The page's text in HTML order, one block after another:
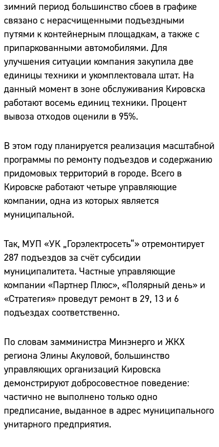
зимний период большинство сбоев в графике
связано с нерасчищенными подъездными
путями к контейнерным площадкам, а также с
припаркованными автомобилями. Для
улучшения ситуации компания закупила две
единицы техники и укомплектовала штат. На
данный момент в зоне обслуживания Кировска
работают восемь единиц техники. Процент
вывоза отходов оценили в 95%.
В этом году планируется реализация масштабной
программы по ремонту подъездов и содержанию
придомовых территорий в городе. Всего в
Кировске работают четыре управляющие
компании, одна из которых является
муниципальной.
Так, МУП «УК „Горэлектросеть“» отремонтирует
287 подъездов за счёт субсидии
муниципалитета. Частные управляющие
компании «Партнер Плюс», «Полярный день» и
«Стратегия» проведут ремонт в 29, 13 и 6
подъездах соответственно.
По словам замминистра Минэнерго и ЖКХ
региона Элины Акуловой, большинство
управляющих организаций Кировска
демонстрируют добросовестное поведение:
частично не выполнено только одно
предписание, выданное в адрес муниципального
унитарного предприятия.